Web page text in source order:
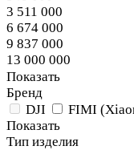
3 511 000
6 674 000
9 837 000
13 000 000
Показать
Бренд
DJI
FIMI
Показать
Тип изделия